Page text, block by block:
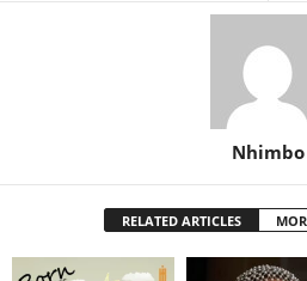
Nhimbo
RELATED ARTICLES